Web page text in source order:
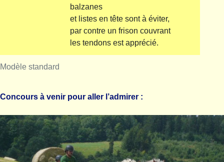
Modèle standard
balzanes
et listes en tête sont à éviter,
par contre un frison couvrant
les tendons est apprécié.
Concours à venir pour aller l’admirer :